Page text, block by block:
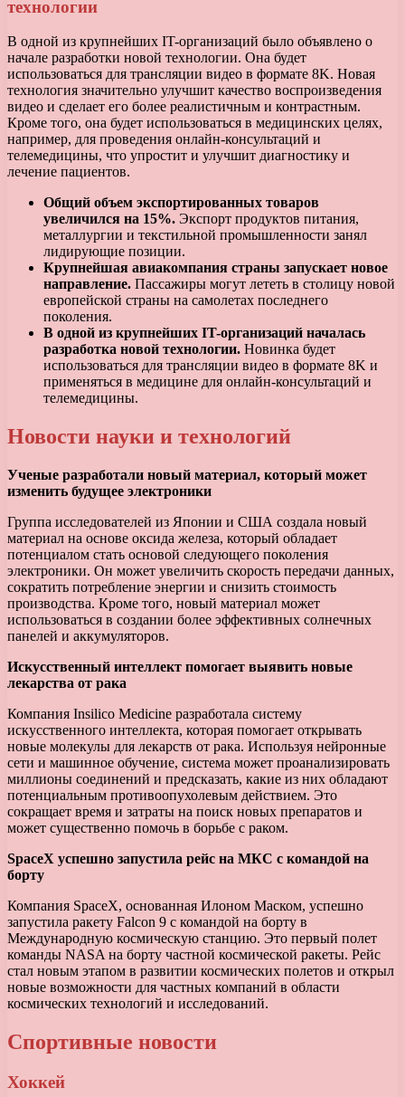
технологии
В одной из крупнейших IT-организаций было объявлено о
начале разработки новой технологии. Она будет
использоваться для трансляции видео в формате 8K. Новая
технология значительно улучшит качество воспроизведения
видео и сделает его более реалистичным и контрастным.
Кроме того, она будет использоваться в медицинских целях,
например, для проведения онлайн-консультаций и
телемедицины, что упростит и улучшит диагностику и
лечение пациентов.
Общий объем экспортированных товаров
увеличился на 15%. Экспорт продуктов питания,
металлургии и текстильной промышленности занял
лидирующие позиции.
Крупнейшая авиакомпания страны запускает новое
направление. Пассажиры могут лететь в столицу новой
европейской страны на самолетах последнего
поколения.
В одной из крупнейших IT-организаций началась
разработка новой технологии. Новинка будет
использоваться для трансляции видео в формате 8K и
применяться в медицине для онлайн-консультаций и
телемедицины.
Новости науки и технологий
Ученые разработали новый материал, который может
изменить будущее электроники
Группа исследователей из Японии и США создала новый
материал на основе оксида железа, который обладает
потенциалом стать основой следующего поколения
электроники. Он может увеличить скорость передачи данных,
сократить потребление энергии и снизить стоимость
производства. Кроме того, новый материал может
использоваться в создании более эффективных солнечных
панелей и аккумуляторов.
Искусственный интеллект помогает выявить новые
лекарства от рака
Компания Insilico Medicine разработала систему
искусственного интеллекта, которая помогает открывать
новые молекулы для лекарств от рака. Используя нейронные
сети и машинное обучение, система может проанализировать
миллионы соединений и предсказать, какие из них обладают
потенциальным противоопухолевым действием. Это
сокращает время и затраты на поиск новых препаратов и
может существенно помочь в борьбе с раком.
SpaceX успешно запустила рейс на МКС с командой на
борту
Компания SpaceX, основанная Илоном Маском, успешно
запустила ракету Falcon 9 с командой на борту в
Международную космическую станцию. Это первый полет
команды NASA на борту частной космической ракеты. Рейс
стал новым этапом в развитии космических полетов и открыл
новые возможности для частных компаний в области
космических технологий и исследований.
Спортивные новости
Хоккей